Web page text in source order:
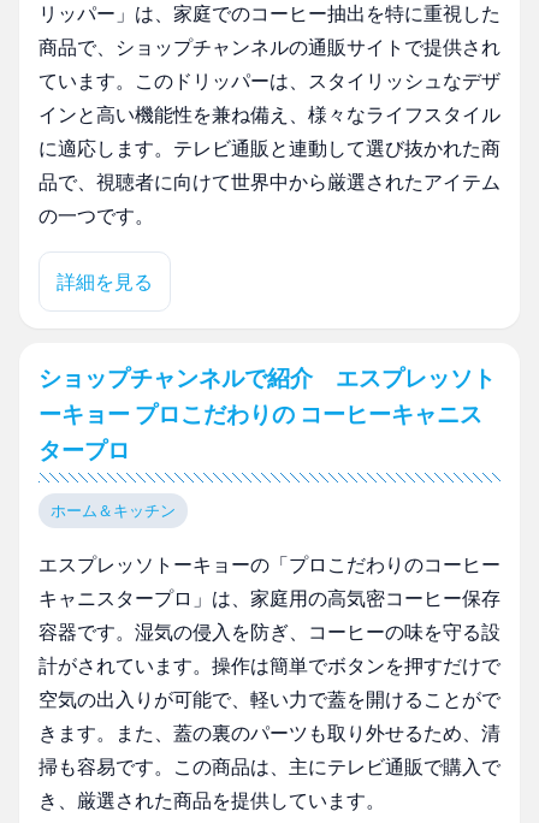
リッパー」は、家庭でのコーヒー抽出を特に重視した
商品で、ショップチャンネルの通販サイトで提供され
ています。このドリッパーは、スタイリッシュなデザ
インと高い機能性を兼ね備え、様々なライフスタイル
に適応します。テレビ通販と連動して選び抜かれた商
品で、視聴者に向けて世界中から厳選されたアイテム
の一つです。
詳細を見る
ショップチャンネルで紹介 エスプレッソト
ーキョー プロこだわりの コーヒーキャニス
タープロ
ホーム＆キッチン
エスプレッソトーキョーの「プロこだわりのコーヒー
キャニスタープロ」は、家庭用の高気密コーヒー保存
容器です。湿気の侵入を防ぎ、コーヒーの味を守る設
計がされています。操作は簡単でボタンを押すだけで
空気の出入りが可能で、軽い力で蓋を開けることがで
きます。また、蓋の裏のパーツも取り外せるため、清
掃も容易です。この商品は、主にテレビ通販で購入で
き、厳選された商品を提供しています。